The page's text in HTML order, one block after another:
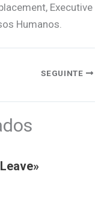
Executive
Humanos.
SEGUINTE